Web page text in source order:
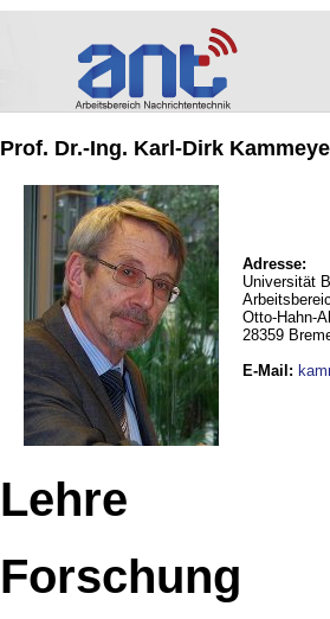
Prof. Dr.-Ing. Karl-Dirk
Adresse:
Universität
Otto-Hahn-
28359
E-Mail :
Lehre
Forschung